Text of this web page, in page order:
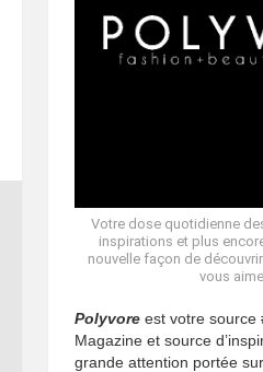
Votre dose quotidienne
inspirations et plus
nouvelle façon de
vous
Polyvore est votre source
Magazine et source
grande attention portée